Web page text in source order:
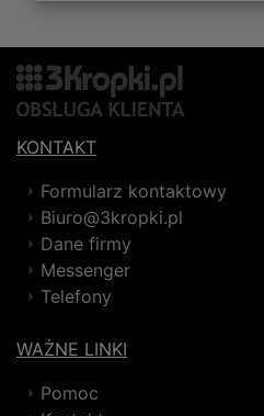
KONTAKT
Formularz kontaktowy
Biuro@3kropki.pl
Dane firmy
Messenger
Telefony
WAŻNE LINKI
Pomoc